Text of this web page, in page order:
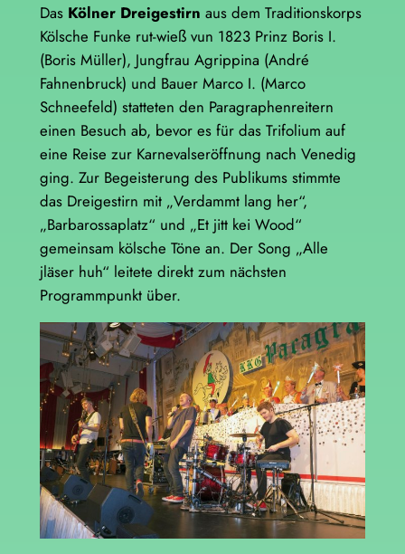
Das Kölner Dreigestirn aus dem Traditionskorps
Kölsche Funke rut-wieß vun 1823 Prinz Boris I.
(Boris Müller), Jungfrau Agrippina (André
Fahnenbruck) und Bauer Marco I. (Marco
Schneefeld) statteten den Paragraphenreitern
einen Besuch ab, bevor es für das Trifolium auf
eine Reise zur Karnevalseröffnung nach Venedig
ging. Zur Begeisterung des Publikums stimmte
das Dreigestirn mit „Verdammt lang her“,
„Barbarossaplatz“ und „Et jitt kei Wood“
gemeinsam kölsche Töne an. Der Song „Alle
jläser huh“ leitete direkt zum nächsten
Programmpunkt über.